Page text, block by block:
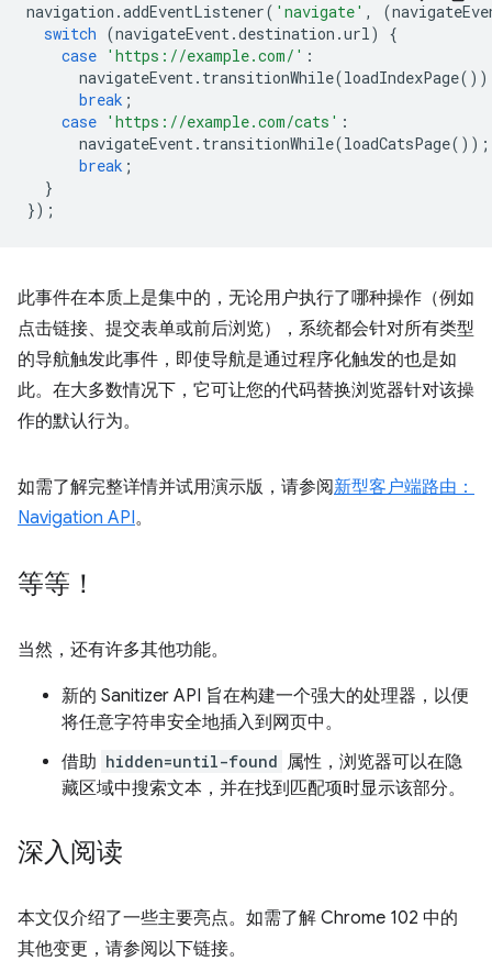
navigation .addEventListener( 'navigate' , (
switch (navigateEvent.destination .url)
{
case 'https://example.com/' :
navigateEvent. transitionWhile(loadIndexPage
break ;
case 'https://example.com/cats' :
navigateEvent. transitionWhile(loadCatsPage());
break ;
}
});
此事件在本质上是集中的，无论用户执行了哪种操作（例如
点击链接、提交表单或前后浏览），系统都会针对所有类型
的导航触发此事件，即使导航是通过程序化触发的也是如
此。在大多数情况下，它可让您的代码替换浏览器针对该操
作的默认行为。
如需了解完整详情并试用演示版，请参阅新型客户端路由：
Navigation API。
等等！
当然，还有许多其他功能。
新的 Sanitizer API 旨在构建一个强大的处理器，以便
将任意字符串安全地插入到网页中。
借助 hidden=until-found 属性，浏览器可以在隐
藏区域中搜索文本，并在找到匹配项时显示该部分。
深入阅读
本文仅介绍了一些主要亮点。如需了解 Chrome 102 中的
其他变更，请参阅以下链接。